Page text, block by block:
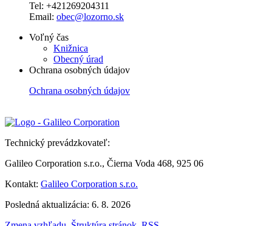
Tel: +421269204311
Email: obec@lozorno.sk
Voľný čas
Knižnica
Obecný úrad
Ochrana osobných údajov
Ochrana osobných údajov
Technický prevádzkovateľ:
Galileo Corporation s.r.o., Čierna Voda 468, 925 06
Kontakt: Galileo Corporation s.r.o.
Posledná aktualizácia: 6. 8. 2026